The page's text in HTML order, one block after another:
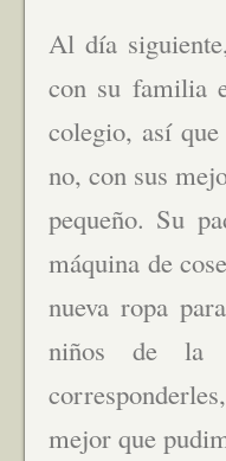
Al día
con su familia
colegio, así
no, con sus
pequeño. Su
máquina de
nueva ropa
niños de la
mejor que